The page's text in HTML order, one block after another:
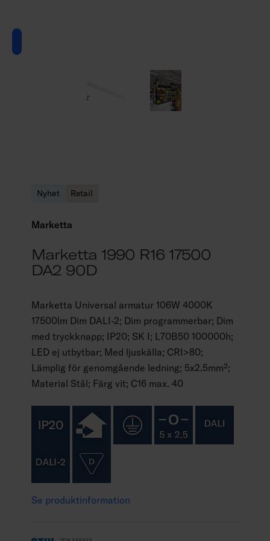
Nyhet Retail
Marketta
Marketta 1990 R16 17500
DA2 90D
Marketta Universal armatur 106W 4000K
17500lm Dim DALI-2; Dim programmerbar; Dim
med tryckknapp; IP20; SK I; L70B50 100000h;
LED ej utbytbar; Med ljuskälla; CRI>80;
Lämplig för genomgående ledning; 5x2.5mm²;
Material Stål; Färg vit; C16 max. 40
Se produktinformation